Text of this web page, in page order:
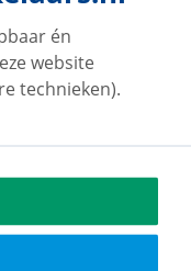
én
website
technieken).